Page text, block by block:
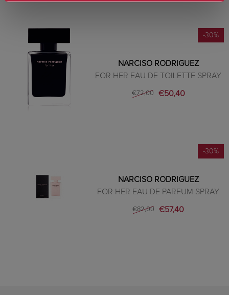
-30%
NARCISO RODRIGUEZ
FOR HER EAU DE TOILETTE SPRAY
€72,00 €50,40
-30%
NARCISO RODRIGUEZ
FOR HER EAU DE PARFUM SPRAY
€82,00 €57,40